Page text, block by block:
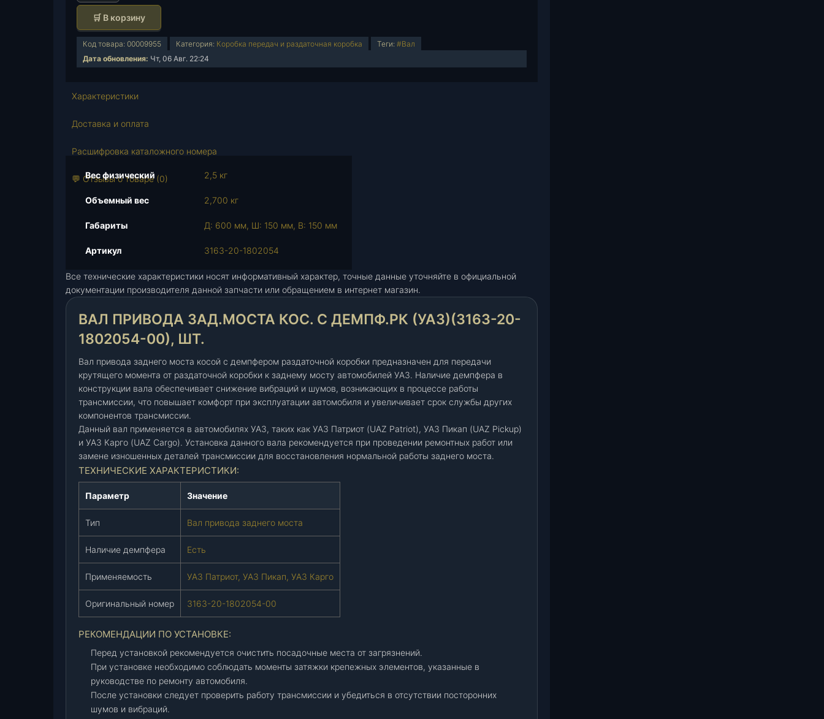
о
и
т
о
о
а
р
и
о
д
з
а
д
.
м
о
с
т
а
ф
🛒 В корзину
Код товара: 00009955 Категория: Коробка передач и раздаточная коробка Теги: #Вал
Дата обновления: Чт, 06 Авг. 22:24
Характеристики
Доставка и оплата
Расшифровка каталожного номера
💬 Отзывы о товаре (0)
Вес физический 2,5 кг
Объемный вес 2,700 кг
Габариты Д: 600 мм, Ш: 150 мм, В: 150 мм
Артикул 3163-20-1802054
Все технические характеристики носят информативный характер, точные данные уточняйте в официальной
документации производителя данной запчасти или обращением в интернет магазин.
ВАЛ ПРИВОДА ЗАД.МОСТА КОС. С ДЕМПФ.РК (УАЗ)(3163-20-
1802054-00), ШТ.
Вал привода заднего моста косой с демпфером раздаточной коробки предназначен для передачи
крутящего момента от раздаточной коробки к заднему мосту автомобилей УАЗ. Наличие демпфера в
конструкции вала обеспечивает снижение вибраций и шумов, возникающих в процессе работы
трансмиссии, что повышает комфорт при эксплуатации автомобиля и увеличивает срок службы других
компонентов трансмиссии.
Данный вал применяется в автомобилях УАЗ, таких как УАЗ Патриот (UAZ Patriot), УАЗ Пикап (UAZ Pickup)
и УАЗ Карго (UAZ Cargo). Установка данного вала рекомендуется при проведении ремонтных работ или
замене изношенных деталей трансмиссии для восстановления нормальной работы заднего моста.
ТЕХНИЧЕСКИЕ ХАРАКТЕРИСТИКИ:
Параметр Значение
Тип Вал привода заднего моста
Наличие демпфера Есть
Применяемость УАЗ Патриот, УАЗ Пикап, УАЗ Карго
Оригинальный номер 3163-20-1802054-00
РЕКОМЕНДАЦИИ ПО УСТАНОВКЕ:
Перед установкой рекомендуется очистить посадочные места от загрязнений.
При установке необходимо соблюдать моменты затяжки крепежных элементов, указанные в
руководстве по ремонту автомобиля.
После установки следует проверить работу трансмиссии и убедиться в отсутствии посторонних
шумов и вибраций.